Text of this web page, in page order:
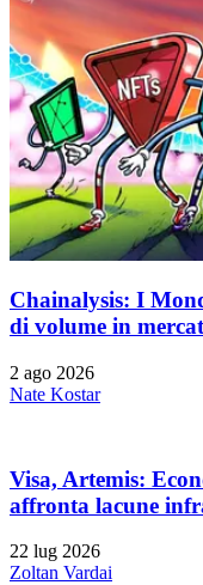
Chainalysis: I
di volume in
2 ago 2026
Nate Kostar
Visa, Artemis:
affronta lacune
22 lug 2026
Zoltan Vardai